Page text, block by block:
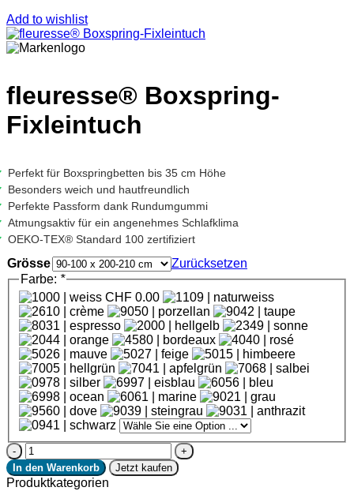
Add to wishlist
fleuresse® Boxspring-
Fixleintuch
Perfekt für Boxspringbetten bis 35 cm Höhe
Besonders weich und hautfreundlich
Perfekte Passform dank Rundumgummi
Atmungsaktiv für ein angenehmes Schlafklima
OEKO-TEX® Standard 100 zertifiziert
Grösse
Zurücksetzen
Farbe: *
fleuresse®
Boxspring-
Fixleintuch
In den Warenkorb Jetzt kaufen
Produktkategorien